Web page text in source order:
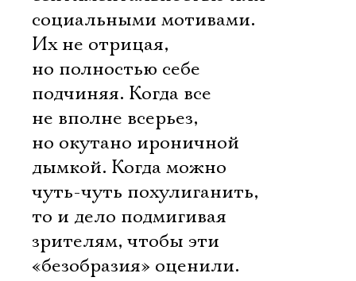
социальными мотивами.
Их не отрицая,
но полностью себе
подчиняя. Когда все
не вполне всерьез,
но окутано ироничной
дымкой. Когда можно
чуть-чуть похулиганить,
то и дело подмигивая
зрителям, чтобы эти
«безобразия» оценили.